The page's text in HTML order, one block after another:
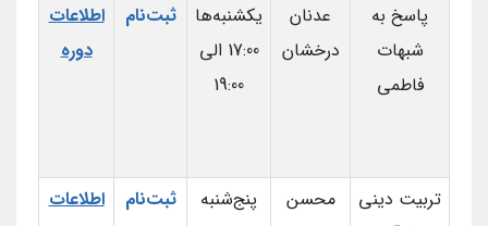
پاسخ به
شبهات
فاطمی
عدنان
درخشان
یکشنبه‌ها
17:00 الی
19:00
ثبت‌نام
اطلاعات
دوره
تربیت دینی
محسن
پنج‌شنبه
ثبت‌نام
اطلاعات